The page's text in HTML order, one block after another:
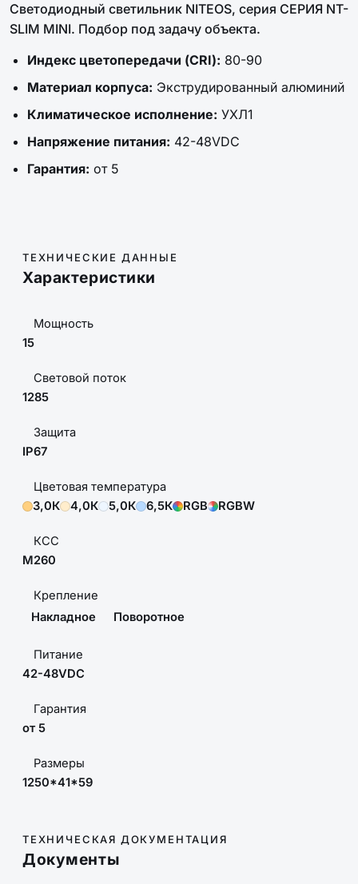
Светодиодный светильник NITEOS, серия СЕРИЯ NT-
SLIM MINI. Подбор под задачу объекта.
Индекс цветопередачи (CRI): 80-90
Материал корпуса: Экструдированный алюминий
Климатическое исполнение: УХЛ1
Напряжение питания: 42-48VDC
Гарантия: от 5
ТЕХНИЧЕСКИЕ ДАННЫЕ
Характеристики
Мощность
15
Световой поток
1285
Защита
IP67
Цветовая температура
3,0К
4,0К 5,0К 6,5К RGB RGBW
КСС
М260
Крепление
Накладное
Поворотное
Питание
42-48VDC
Гарантия
от 5
Размеры
1250*41*59
ТЕХНИЧЕСКАЯ ДОКУМЕНТАЦИЯ
Документы